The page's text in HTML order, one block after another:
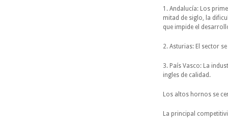
1. Andalucía: Los
mitad de siglo, la
que impide el
2. Asturias: El sector
3. País Vasco: La
ingles de calidad.
Los altos hornos se
La principal